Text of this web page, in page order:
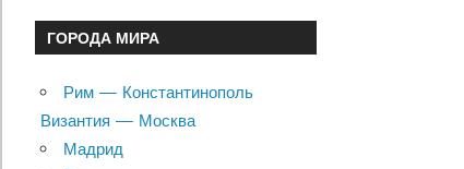
ГОРОДА МИРА
Рим — Константинополь
Византия — Москва
Мадрид